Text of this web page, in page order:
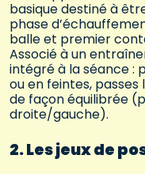
basique destiné à
phase
balle et premier
Associé à un
intégré à la séance :
ou en feintes,
de façon équilibrée
droite/gauche).
2. Les jeux de